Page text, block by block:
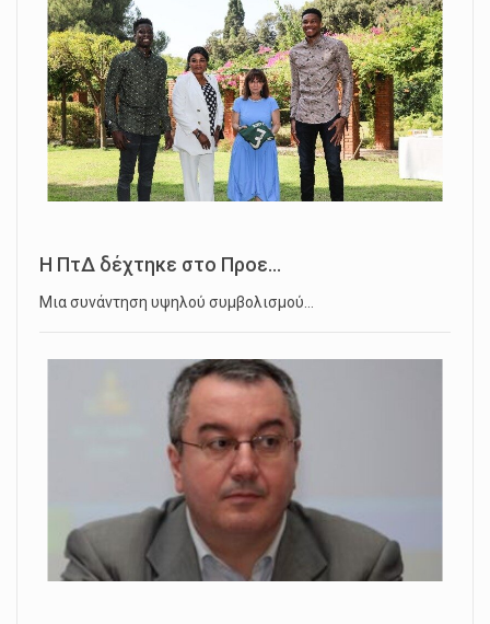
Η ΠτΔ δέχτηκε στο Προε...
Μια συνάντηση υψηλού συμβολισμού…